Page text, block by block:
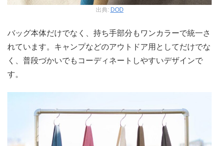
出典: DOD
バッグ本体だけでなく、持ち手部分もワンカラーで統一さ
れています。キャンプなどのアウトドア用としてだけでな
く、普段づかいでもコーディネートしやすいデザインで
す。